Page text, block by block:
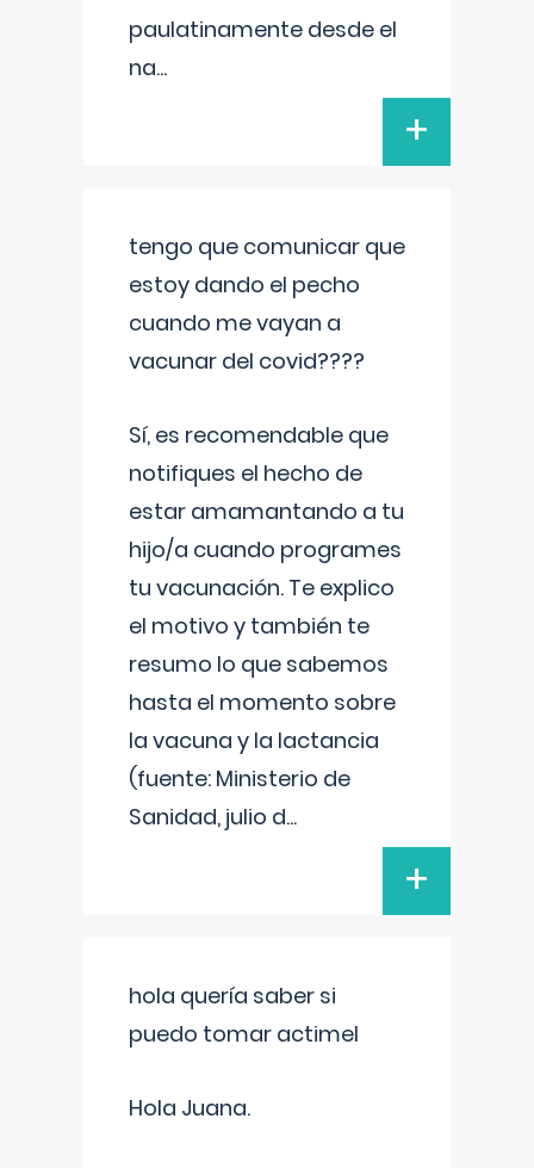
paulatinamente desde el
na...
+
tengo que comunicar que
estoy dando el pecho
cuando me vayan a
vacunar del covid????
Sí, es recomendable que
notifiques el hecho de
estar amamantando a tu
hijo/a cuando programes
tu vacunación. Te explico
el motivo y también te
resumo lo que sabemos
hasta el momento sobre
la vacuna y la lactancia
(fuente: Ministerio de
Sanidad, julio d...
+
hola quería saber si
puedo tomar actimel
Hola Juana.